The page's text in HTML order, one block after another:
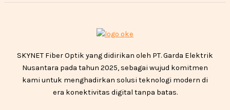
SKYNET Fiber Optik yang didirikan oleh PT. Garda Elektrik
Nusantara pada tahun 2025, sebagai wujud komitmen
kami untuk menghadirkan solusi teknologi modern di
era konektivitas digital tanpa batas.